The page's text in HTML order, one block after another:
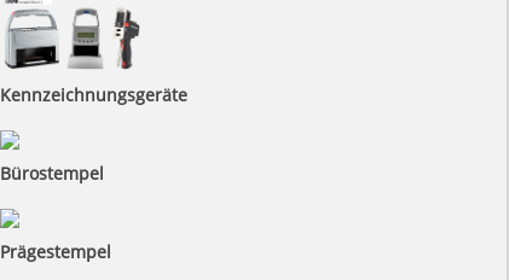
Kennzeichnungsgeräte
Bürostempel
Prägestempel